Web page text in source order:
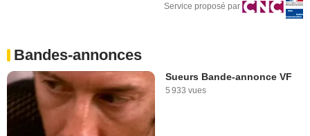
Service proposé par
Bandes-annonces
Sueurs Bande-annonce VF
5 933 vues